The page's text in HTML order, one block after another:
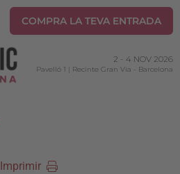
COMPRA LA TEVA ENTRADA
2 - 4 NOV 2026
Pavelló 1 | Recinte Gran Via - Barcelona
Imprimir